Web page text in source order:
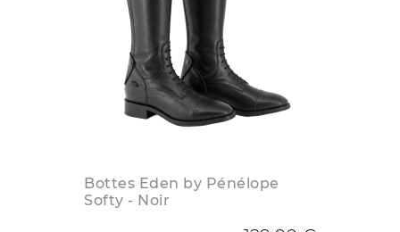
Bottes Eden by Pénélope
Softy - Noir